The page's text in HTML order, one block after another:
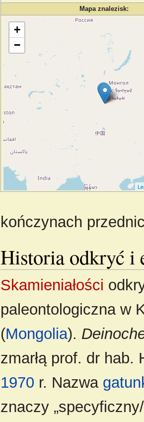
Mapa znalezisk:
Wczytywanie mapy…
+
−
kończynach
Historia odkryć i
Skamieniałości
paleontologiczna w
(Mongolia).
zmarłą prof. dr hab.
1970 r. Nazwa
znaczy